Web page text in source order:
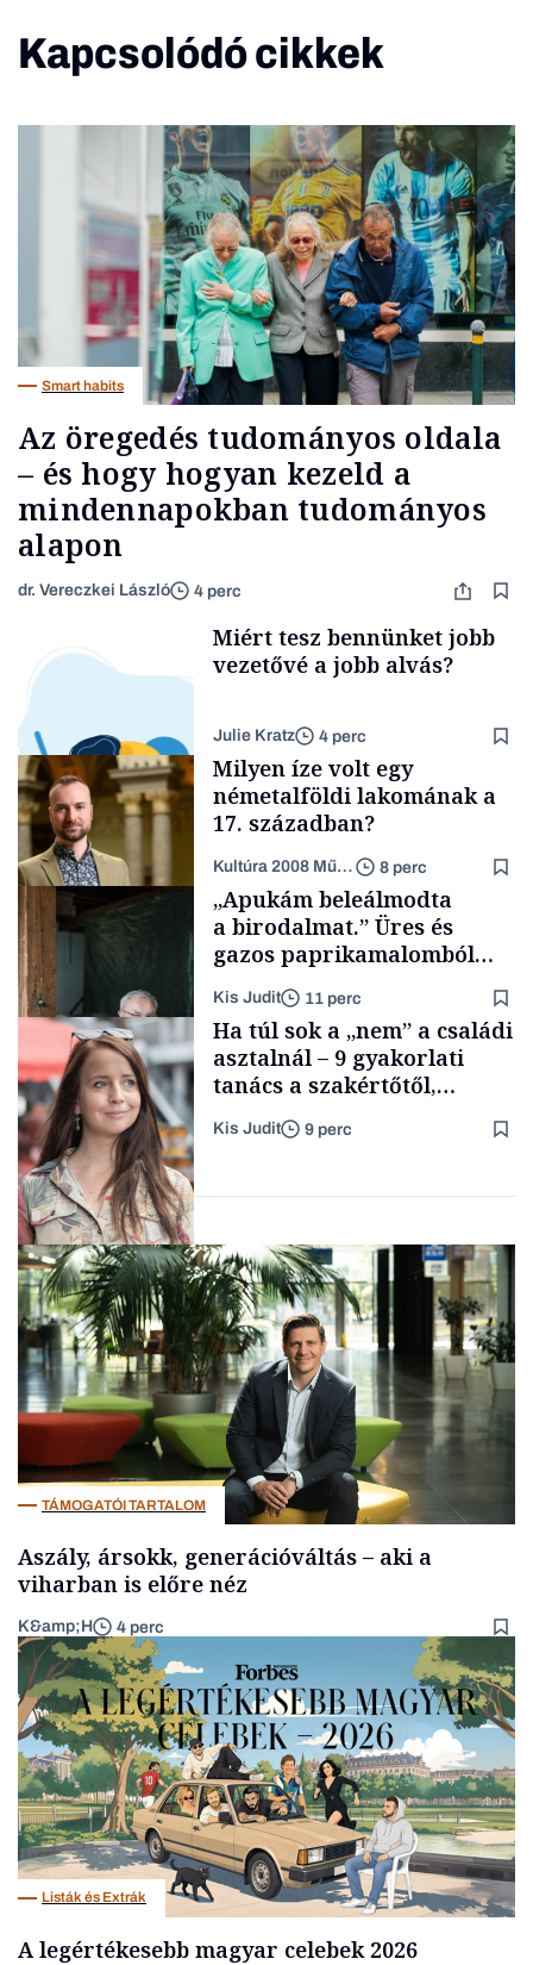
Kapcsolódó cikkek
Smart habits
Az öregedés tudományos oldala
– és hogy hogyan kezeld a
mindennapokban tudományos
alapon
dr. Vereczkei László 4 perc
Smart habits
Miért tesz bennünket jobb
vezetővé a jobb alvás?
Julie Kratz 4 perc
Támogatói tartalom
Milyen íze volt egy
németalföldi lakomának a
17. században?
Kultúra 2008 Művészeti Nonprofit Kft. 8 perc
Családi
vállalkozások
„Apukám beleálmodta
a birodalmat.” Üres és
gazos paprikamalomból
lett az igazi családi
fűszersztori
Kis Judit 11 perc
Gasztró
Ha túl sok a „nem” a családi
asztalnál – 9 gyakorlati
tanács a szakértőtől,
hogyan legyünk jól etető
szülők
Kis Judit 9 perc
TÁMOGATÓI TARTALOM
Aszály, ársokk, generációváltás – aki a
viharban is előre néz
K&amp;H 4 perc
Listák és Extrák
A legértékesebb magyar celebek 2026